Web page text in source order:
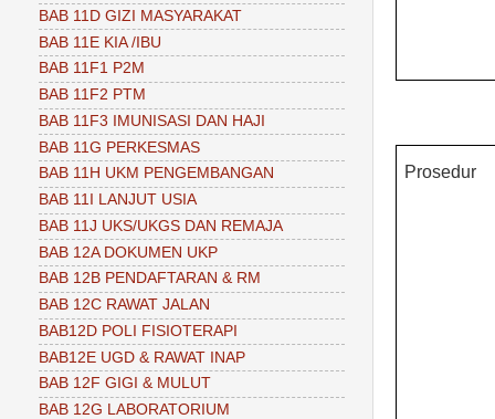
Prosedur
BAB 11D GIZI MASYARAKAT
BAB 11E KIA /IBU
BAB 11F1 P2M
BAB 11F2 PTM
BAB 11F3 IMUNISASI DAN HAJI
BAB 11G PERKESMAS
BAB 11H UKM PENGEMBANGAN
BAB 11I LANJUT USIA
BAB 11J UKS/UKGS DAN REMAJA
BAB 12A DOKUMEN UKP
BAB 12B PENDAFTARAN & RM
BAB 12C RAWAT JALAN
BAB12D POLI FISIOTERAPI
BAB12E UGD & RAWAT INAP
BAB 12F GIGI & MULUT
BAB 12G LABORATORIUM